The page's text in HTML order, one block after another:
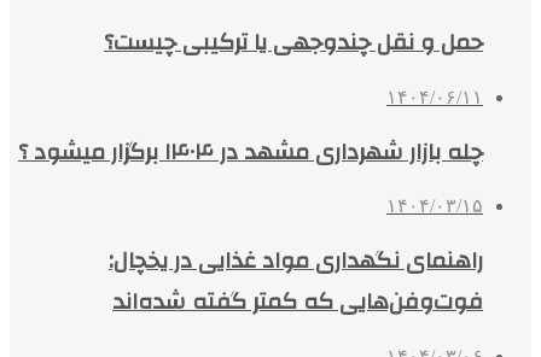
حمل و نقل چندوجهی یا ترکیبی چیست؟
۱۴۰۴/۰۶/۱۱
چله بازار شهرداری مشهد در ۱۴۰۴ برگزار میشود ؟
۱۴۰۴/۰۳/۱۵
راهنمای نگهداری مواد غذایی در یخچال:
فوت‌وفن‌هایی که کمتر گفته شده‌اند